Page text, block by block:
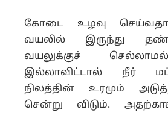
கோடை உழவு
வயலில் இருந்து
வயலுக்குச்
இல்லாவிட்டால் நீர்
நிலத்தின் உரமும்
சென்று விடும்.